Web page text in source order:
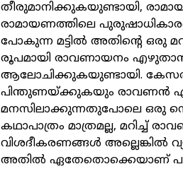
തീരുമാനിക്കുകയുണ്ടായി,
രാമായണത്തിലെ
പോകുന്ന മട്ടിൽ അതിന്റെ ഒരു
രൂപമായി രാവണായനം
ആലോചിക്കുകയുണ്ടായി.
പിന്തുണയ്ക്കുകയും രാവണൻ
മനസിലാക്കുന്നതുപോലെ ഒരു
കഥാപാത്രം മാത്രമല്ല, മറിച്ച്
വിശദീകരണങ്ങൾ അല്ലെങ്കിൽ
അതിൽ ഏതേതൊക്കെയാണ്